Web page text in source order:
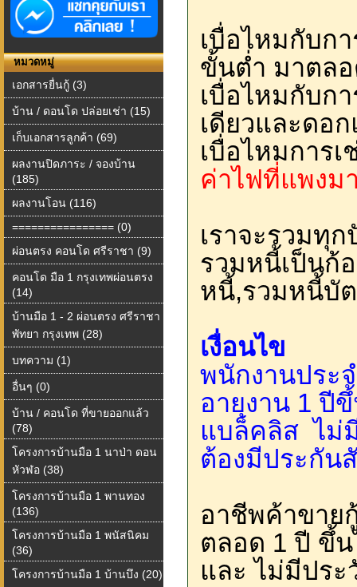
หมวดหมู่
เอกสารยื่นกู้ (3)
บ้าน / ดอนโด ปล่อยเช่า (15)
เก็บเอกสารลูกค้า (69)
ผลงานปิดภาระ / จองบ้าน
(185)
ผลงานโอน (116)
================ (0)
ผ่อนตรง คอนโด ศรีราชา (9)
คอนโด มือ 1 กรุงเทพผ่อนตรง
(14)
บ้านมือ 1 - 2 ผ่อนตรง ศรีราชา
พัทยา กรุงเทพ (28)
บทความ (1)
อื่นๆ (0)
บ้าน / คอนโด ที่ขายออกแล้ว
(78)
โครงการบ้านมือ 1 นาป่า ดอน
หัวฬอ (38)
โครงการบ้านมือ 1 พานทอง
(136)
โครงการบ้านมือ 1 พนัสนิคม
(36)
โครงการบ้านมือ 1 บ้านบึง (20)
เบื่อไหมกับก
ขั้นต่ำ มาตล
เบื่อไหมกับก
เดียวและดอ
เบื่อไหมการ
ค่าไฟที่แพงม
เราจะรวมทุ
รวมหนี้เป็นก้
หนี้,รวมหนี้บั
เงื่อนไข
พนักงานประ
อายุงาน 1 ปี
แบล็คลิส ไม่
ต้องมีประกัน
อาชีพค้าขาย
ตลอด 1 ปี ขึ้
และ ไม่มีปร